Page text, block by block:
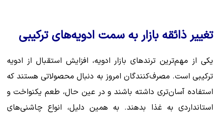
تغییر ذائقه بازار به سمت ادویه‌های ترکیبی
یکی از مهم‌ترین ترندهای بازار ادویه، افزایش استقبال از ادویه
ترکیبی است. مصرف‌کنندگان امروز به دنبال محصولاتی هستند که
استفاده آسان‌تری داشته باشند و در عین حال، طعم یکنواخت و
استانداردی به غذا بدهند. به همین دلیل، انواع چاشنی‌های